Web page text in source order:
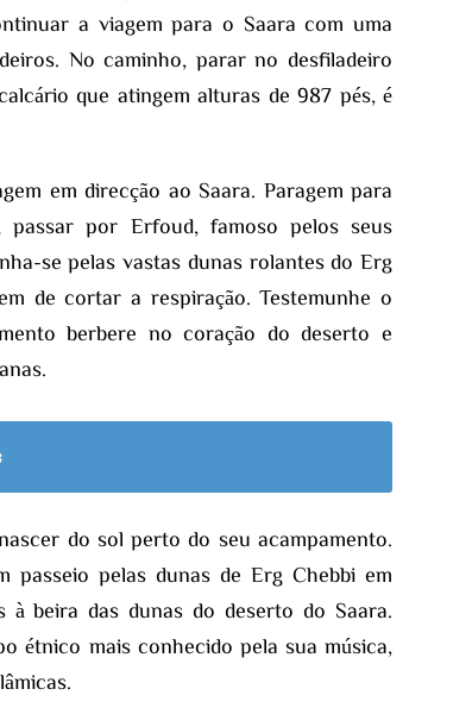
a viagem para o Saara com uma
No caminho, parar no desfiladeiro
que atingem alturas de 987 pés, é
em direcção ao Saara. Paragem para
passar por Erfoud, famoso pelos seus
se pelas vastas dunas rolantes do Erg
de cortar a respiração. Testemunhe o
berbere no coração do deserto e
do sol perto do seu acampamento.
pelas dunas de Erg Chebbi em
beira das dunas do deserto do Saara.
étnico mais conhecido pela sua música,